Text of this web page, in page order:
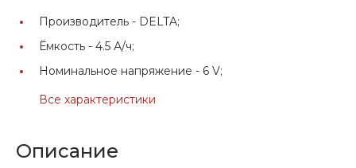
Производитель - DELTA;
Ёмкость - 4.5 А/ч;
Номинальное напряжение - 6 V;
Все характеристики
Описание